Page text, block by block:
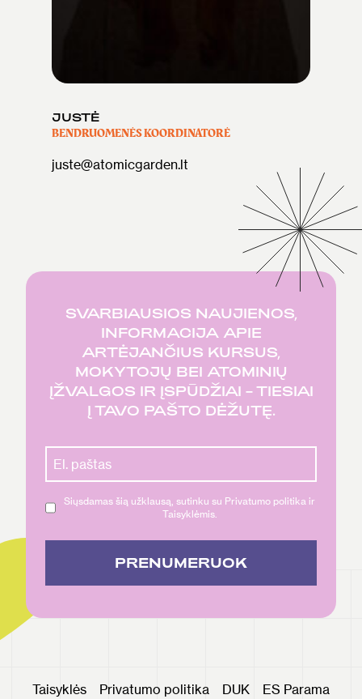
JUSTĖ
BENDRUOMENĖS KOORDINATORĖ
juste@atomicgarden.lt
SVARBIAUSIOS NAUJIENOS,
INFORMACIJA APIE
ARTĖJANČIUS KURSUS,
MOKYTOJŲ BEI ATOMINIŲ
ĮŽVALGOS IR ĮSPŪDŽIAI – TIESIAI
Į TAVO PAŠTO DĖŽUTĘ.
Siųsdamas šią užklausą, sutinku su Privatumo politika ir
Taisyklėmis.
PRENUMERUOK
Taisyklės Privatumo politika DUK ES Parama